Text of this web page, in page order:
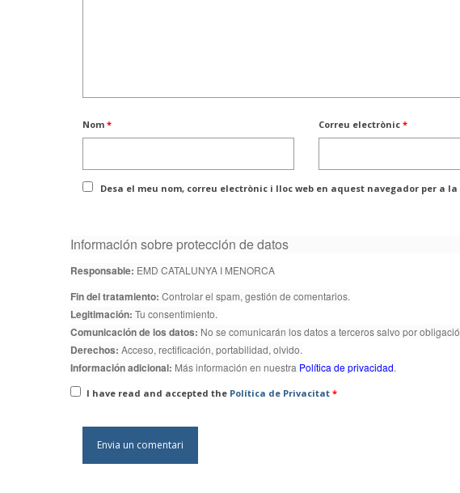
Nom * Correu electrònic*
Desa el meu nom, correu electrònic i lloc web en aquest navegador per a
Información sobre protección de datos
Responsable: EMD CATALUNYA I MENORCA
Fin del tratamiento: Controlar el spam, gestión de comentarios.
Legitimación: Tu consentimiento.
Comunicación de los datos: No se comunicarán los datos a terceros salvo por
Derechos: Acceso, rectificación, portabilidad, olvido.
Información adicional: Más información en nuestra Política de privacidad.
I have read and accepted the Política de Privacitat *